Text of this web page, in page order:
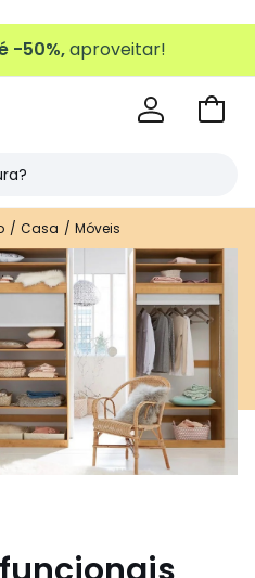
-50%,aproveitar!
Ir
Casa Móveis